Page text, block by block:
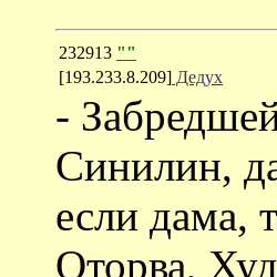
232913 ""
[193.233.8.209] Дедух
-
Синилин,
если дама,
Оторва,